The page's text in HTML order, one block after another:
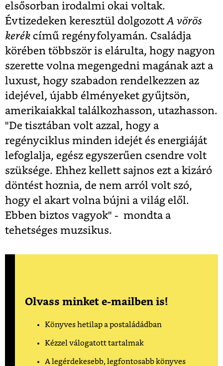
elsősorban irodalmi okai voltak.
Évtizedeken keresztül dolgozott A vörös
kerék című regényfolyamán. Családja
körében többször is elárulta, hogy nagyon
szerette volna megengedni magának azt a
luxust, hogy szabadon rendelkezzen az
idejével, újabb élményeket gyűjtsön,
amerikaiakkal találkozhasson, utazhasson.
"De tisztában volt azzal, hogy a
regényciklus minden idejét és energiáját
lefoglalja, egész egyszerűen csendre volt
szüksége. Ehhez kellett sajnos ezt a kizáró
döntést hoznia, de nem arról volt szó,
hogy el akart volna bújni a világ elől.
Ebben biztos vagyok" - mondta a
tehetséges muzsikus.
Olvass minket e-mailben is!
Könyves hetilap a postaládádban
Kézzel válogatott tartalmak
A legérdekesebb, legfontosabb könyves